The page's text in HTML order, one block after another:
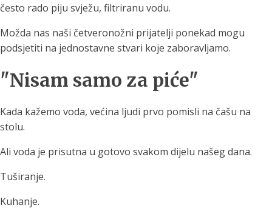
često rado piju svježu, filtriranu vodu.
Možda nas naši četveronožni prijatelji ponekad mogu
podsjetiti na jednostavne stvari koje zaboravljamo.
"Nisam samo za piće"
Kada kažemo voda, većina ljudi prvo pomisli na čašu na
stolu.
Ali voda je prisutna u gotovo svakom dijelu našeg dana.
Tuširanje.
Kuhanje.